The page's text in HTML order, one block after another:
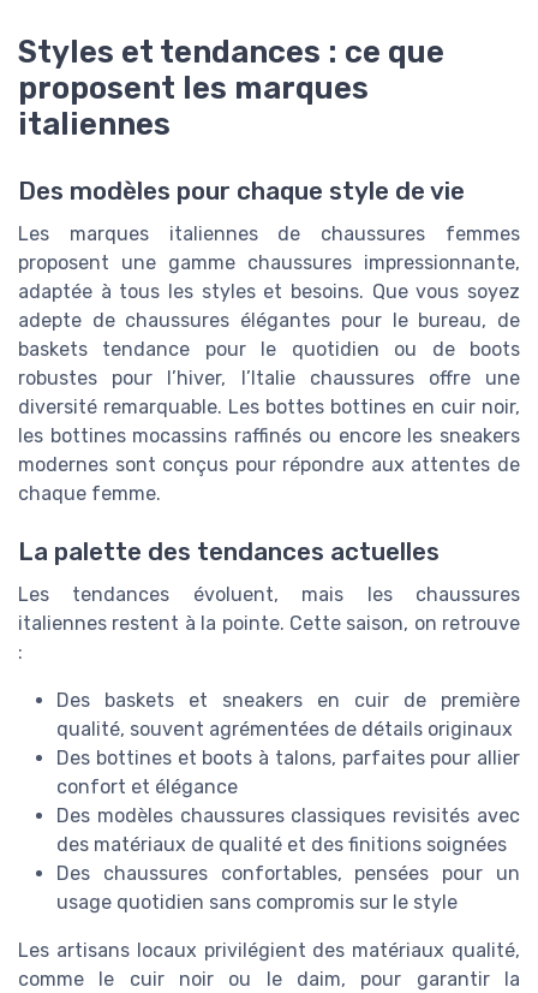
Styles et tendances : ce que
proposent les marques
italiennes
Des modèles pour chaque style de vie
Les marques italiennes de chaussures femmes
proposent une gamme chaussures impressionnante,
adaptée à tous les styles et besoins. Que vous soyez
adepte de chaussures élégantes pour le bureau, de
baskets tendance pour le quotidien ou de boots
robustes pour l’hiver, l’Italie chaussures offre une
diversité remarquable. Les bottes bottines en cuir noir,
les bottines mocassins raffinés ou encore les sneakers
modernes sont conçus pour répondre aux attentes de
chaque femme.
La palette des tendances actuelles
Les tendances évoluent, mais les chaussures
italiennes restent à la pointe. Cette saison, on retrouve
:
Des baskets et sneakers en cuir de première
qualité, souvent agrémentées de détails originaux
Des bottines et boots à talons, parfaites pour allier
confort et élégance
Des modèles chaussures classiques revisités avec
des matériaux de qualité et des finitions soignées
Des chaussures confortables, pensées pour un
usage quotidien sans compromis sur le style
Les artisans locaux privilégient des matériaux qualité,
comme le cuir noir ou le daim, pour garantir la